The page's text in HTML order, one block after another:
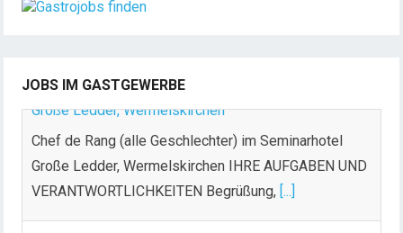
JOBS IM GASTGEWERBE
Sommelier (m/w/d) für Top-Adresse gesucht
Das Kronenschlösschen, ein familiengeführtes 4-
Sterne Hotel mitten im Rheingau, ca. 40 Minuten von